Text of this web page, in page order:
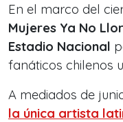
En el marco del
Mujeres Ya No
Estadio Nacional
fanáticos chilenos
A mediados de
la única artista